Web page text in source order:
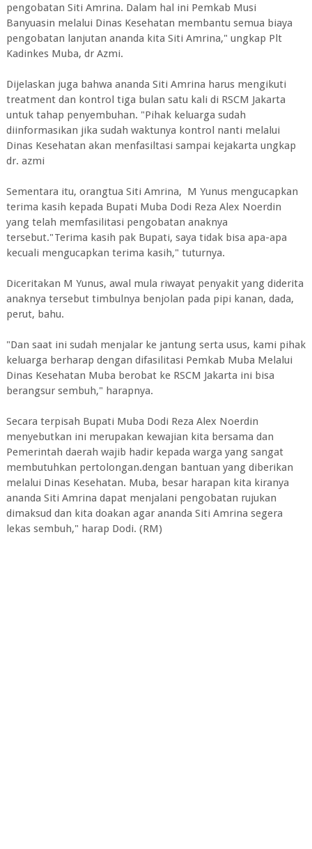
pengobatan Siti Amrina. Dalam hal ini Pemkab Musi
Banyuasin melalui Dinas Kesehatan membantu semua biaya
pengobatan lanjutan ananda kita Siti Amrina," ungkap Plt
Kadinkes Muba, dr Azmi.
Dijelaskan juga bahwa ananda Siti Amrina harus mengikuti
treatment dan kontrol tiga bulan satu kali di RSCM Jakarta
untuk tahap penyembuhan. "Pihak keluarga sudah
diinformasikan jika sudah waktunya kontrol nanti melalui
Dinas Kesehatan akan menfasiltasi sampai kejakarta ungkap
dr. azmi
Sementara itu, orangtua Siti Amrina, M Yunus mengucapkan
terima kasih kepada Bupati Muba Dodi Reza Alex Noerdin
yang telah memfasilitasi pengobatan anaknya
tersebut."Terima kasih pak Bupati, saya tidak bisa apa-apa
kecuali mengucapkan terima kasih," tuturnya.
Diceritakan M Yunus, awal mula riwayat penyakit yang diderita
anaknya tersebut timbulnya benjolan pada pipi kanan, dada,
perut, bahu.
"Dan saat ini sudah menjalar ke jantung serta usus, kami pihak
keluarga berharap dengan difasilitasi Pemkab Muba Melalui
Dinas Kesehatan Muba berobat ke RSCM Jakarta ini bisa
berangsur sembuh," harapnya.
Secara terpisah Bupati Muba Dodi Reza Alex Noerdin
menyebutkan ini merupakan kewajian kita bersama dan
Pemerintah daerah wajib hadir kepada warga yang sangat
membutuhkan pertolongan.dengan bantuan yang diberikan
melalui Dinas Kesehatan. Muba, besar harapan kita kiranya
ananda Siti Amrina dapat menjalani pengobatan rujukan
dimaksud dan kita doakan agar ananda Siti Amrina segera
lekas sembuh," harap Dodi. (RM)